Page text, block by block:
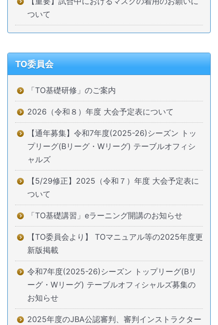
ついて
TO委員会
「TO基礎研修」のご案内
2026（令和８）年度 大会予定表について
【通年募集】令和7年度(2025-26)シーズン トッ
プリーグ(Bリーグ・Wリーグ) テーブルオフィシ
ャルズ
【5/29修正】2025（令和７）年度 大会予定表に
ついて
「TO基礎講習」eラーニング開講のお知らせ
【TO委員会より】 TOマニュアル等の2025年度更
新版掲載
令和7年度(2025-26)シーズン トップリーグ(Bリ
ーグ・Wリーグ) テーブルオフィシャルズ募集の
お知らせ
2025年度のJBA公認審判、審判インストラクター